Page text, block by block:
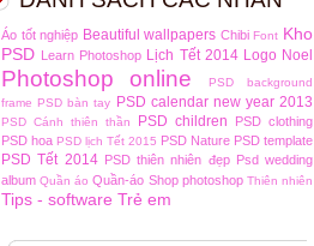
Áo tốt nghiệp Beautiful wallpapers Chibi Font Kho
PSD Learn Photoshop Lịch Tết 2014 Logo Noel
Photoshop online
PSD background
frame PSD bàn tay PSD calendar new year 2013
PSD Cánh thiên thần PSD children
PSD clothing
PSD hoa PSD lịch Tết 2015 PSD Nature PSD template
PSD Tết 2014 PSD thiên nhiên đẹp Psd wedding
album Quần áo Quần-áo Shop photoshop Thiên nhiên
Tips - software Trẻ em